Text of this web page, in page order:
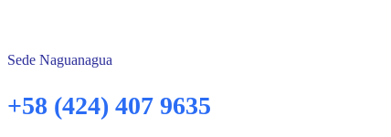
Sede Naguanagua
+58 (424) 407 9635